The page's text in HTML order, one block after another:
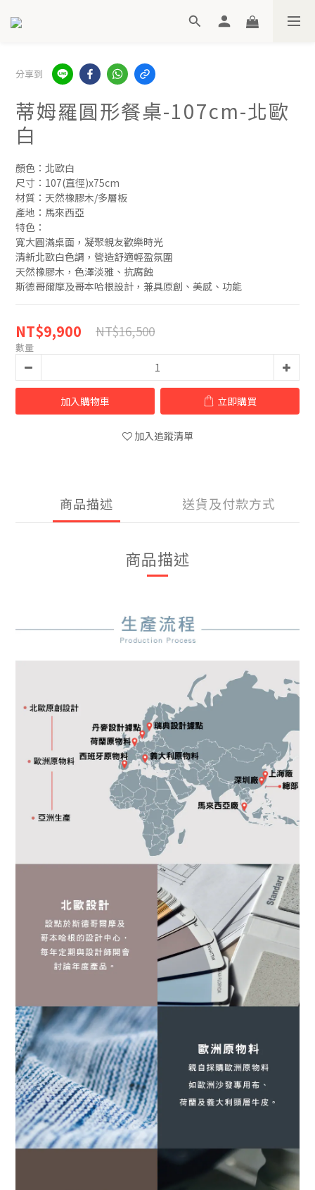
分享到
蒂姆羅圓形餐桌-107cm-北歐
白
顏色：北歐白
尺寸：107(直徑)x75cm
材質：天然橡膠木/多層板
產地：馬來西亞
特色：
寬大圓滿桌面，凝聚親友歡樂時光
清新北歐白色調，營造舒適輕盈氛圍
天然橡膠木，色澤淡雅、抗腐蝕
斯德哥爾摩及哥本哈根設計，兼具原創、美感、功能
NT$9,900 NT$16,500
數量
加入購物車 立即購買
加入追蹤清單
商品描述 送貨及付款方式
商品描述